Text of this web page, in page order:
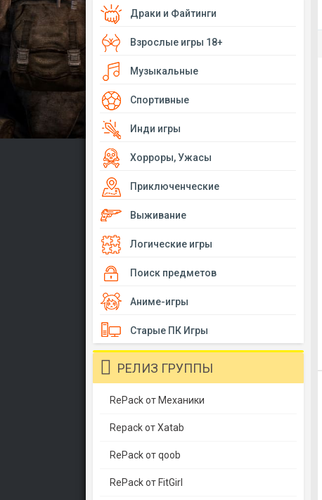
Драки и Файтинги
Взрослые игры 18+
Музыкальные
Спортивные
Инди игры
Хорроры, Ужасы
Приключенческие
Выживание
Логические игры
Поиск предметов
Аниме-игры
Старые ПК Игры
РЕЛИЗ ГРУППЫ
RePack от Механики
Repack от Xatab
RePack от qoob
RePack от FitGirl